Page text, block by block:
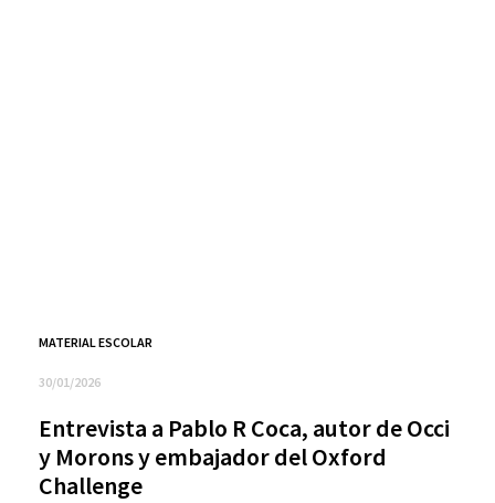
MATERIAL ESCOLAR
30/01/2026
Entrevista a Pablo R Coca, autor de Occi
y Morons y embajador del Oxford
Challenge